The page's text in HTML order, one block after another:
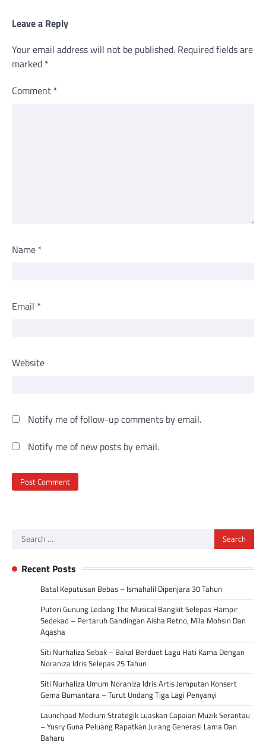
Leave a Reply
Your email address will not be published. Required fields are
marked *
Comment *
Name *
Email *
Website
Notify me of follow-up comments by email.
Notify me of new posts by email.
Search
Recent Posts
Batal Keputusan Bebas – Ismahalil Dipenjara 30 Tahun
Puteri Gunung Ledang The Musical Bangkit Selepas Hampir
Sedekad – Pertaruh Gandingan Aisha Retno, Mila Mohsin Dan
Aqasha
Siti Nurhaliza Sebak – Bakal Berduet Lagu Hati Kama Dengan
Noraniza Idris Selepas 25 Tahun
Siti Nurhaliza Umum Noraniza Idris Artis Jemputan Konsert
Gema Bumantara – Turut Undang Tiga Lagi Penyanyi
Launchpad Medium Strategik Luaskan Capaian Muzik Serantau
– Yusry Guna Peluang Rapatkan Jurang Generasi Lama Dan
Baharu